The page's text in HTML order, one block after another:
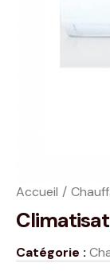
Accueil
Catégorie :